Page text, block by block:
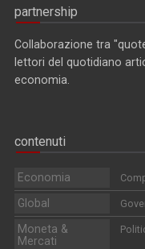
partnership
Collaborazione tra
lettori del quotidiano
economia.
contenuti
Economia
Global
Moneta &
Mercati